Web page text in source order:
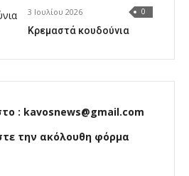
3 Ιουλίου 2026 0
Κρεμαστά κουδούνια
: kavosnews@gmail.com
την ακόλουθη φόρμα